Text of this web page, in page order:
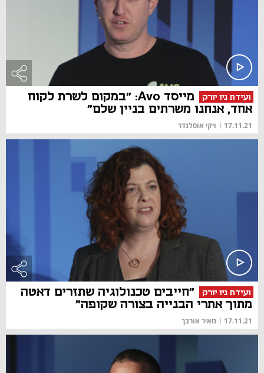
ועידת ניו יורק
מייסד Avo: "במקום לשרת לקוח
אחד, אנחנו משרתים בניין שלם"
17.11.21
| ויקי אוסלנדר
ועידת ניו יורק
"חייבים טכנולוגיה שתזרים דאטה
מתוך אתרי הבנייה בצורה שקופה"
17.11.21
| מאיר אורבך